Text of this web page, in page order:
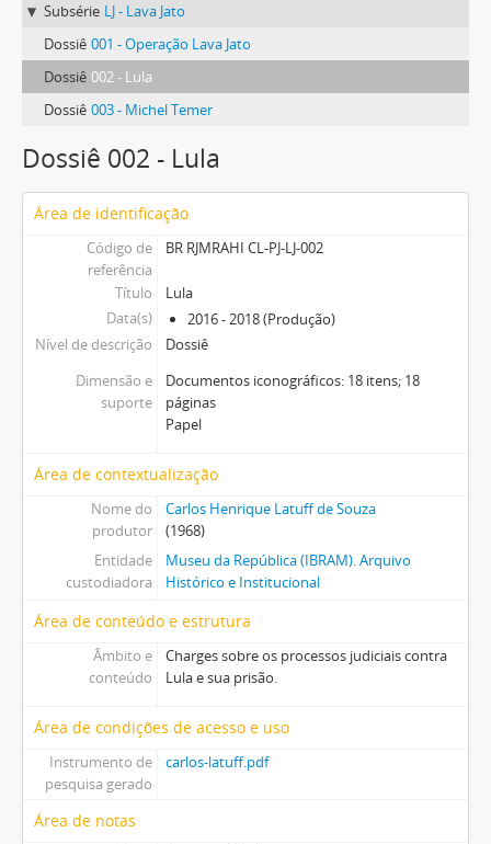
Subsérie LJ - Lava Jato
Dossiê 001 - Operação Lava Jato
Dossiê 002 - Lula
Dossiê 003 - Michel Temer
Dossiê 002 - Lula
Área de identificação
Código de
referência
BR RJMRAHI CL-PJ-LJ-002
Título
Lula
Data(s)
2016 - 2018 (Produção)
Nível de descrição
Dossiê
Dimensão e
suporte
Documentos iconográficos: 18 itens; 18
páginas
Papel
Área de contextualização
Nome do
produtor
Carlos Henrique Latuff de Souza
(1968)
Entidade
custodiadora
Museu da República (IBRAM). Arquivo
Histórico e Institucional
Área de conteúdo e estrutura
Âmbito e
conteúdo
Charges sobre os processos judiciais contra
Lula e sua prisão.
Área de condições de acesso e uso
Instrumento de
pesquisa gerado
carlos-latuff.pdf
Área de notas